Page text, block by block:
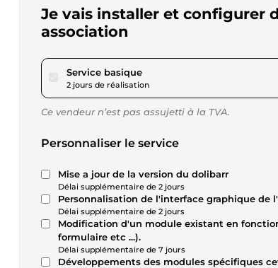
Je vais installer et configurer
association
Service basiquepour 28,81 $US
2 jours de réalisation
Ce vendeur n’est pas assujetti à la TVA.
Personnaliser le service
Mise a jour de la version du dolibarr
Délai supplémentaire de 2 jours
Personnalisation de l'interface graphique de
Délai supplémentaire de 2 jours
Modification d'un module existant en fonction de vos besoins(ajouter ou suppression d'un champs dans un
formulaire etc ...).
Délai supplémentaire de 7 jours
Développements des modules spécifiques